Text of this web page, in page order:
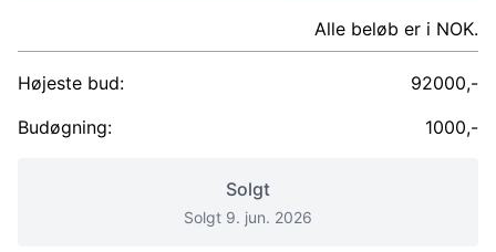
Alle beløb er i NOK.
Højeste bud:
92000,-
Budøgning:
1000,-
Solgt
Solgt 9. jun. 2026